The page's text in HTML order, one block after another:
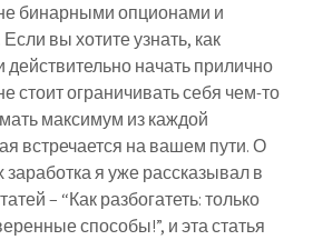
бинарными опционами и
вы хотите узнать, как
действительно начать прилично
стоит ограничивать себя чем-то
максимум из каждой
встречается на вашем пути. О
я уже рассказывал в
– “Как разбогатеть: только
способы!”, и эта статья